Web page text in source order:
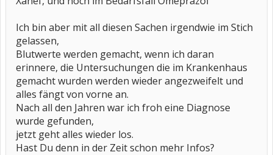
Ich bin aber mit all diesen Sachen irgendwie im Stich
gelassen,
Blutwerte werden gemacht, wenn ich daran
erinnere, die Untersuchungen die im Krankenhaus
gemacht wurden werden wieder angezweifelt und
alles fängt von vorne an.
Nach all den Jahren war ich froh eine Diagnose
wurde gefunden,
jetzt geht alles wieder los.
Hast Du denn in der Zeit schon mehr Infos?